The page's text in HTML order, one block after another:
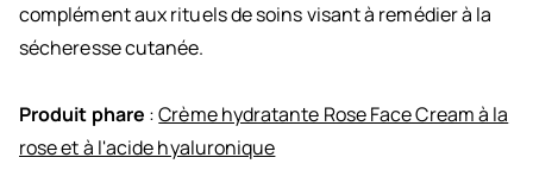
complément aux rituels de soins visant à remédier à la
sécheresse cutanée.
Produit phare :Crème hydratante Rose Face Cream à la
rose et à l'acide hyaluronique